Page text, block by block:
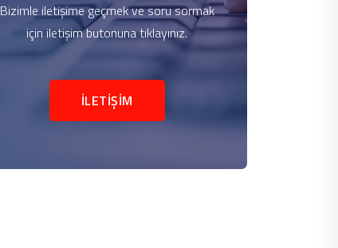
Bizimle iletişime geçmek ve soru sormak
için iletişim butonuna tıklayınız.
İLETİŞİM